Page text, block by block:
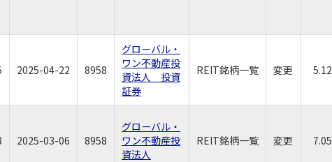
2025-04-22 8958
グローバル・
ワン不動産投
資法人 投資
証券
REIT銘柄一覧 変更 5.12
2025-03-06 8958
グローバル・
ワン不動産投
資法人
REIT銘柄一覧 変更 7.05